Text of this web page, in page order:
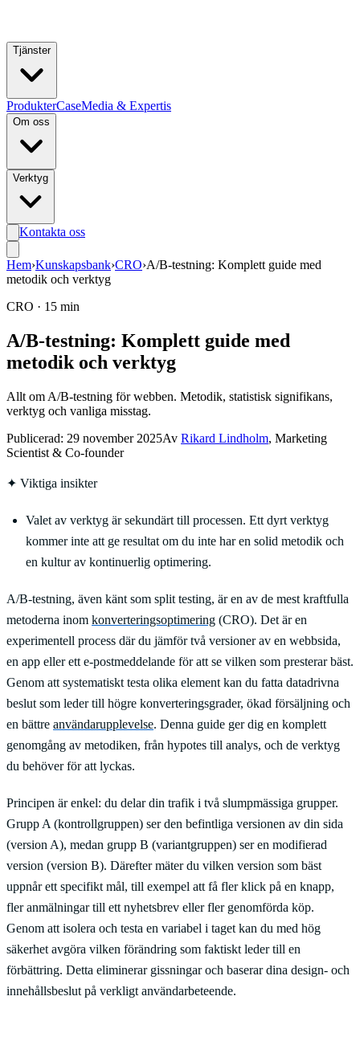
Tjänster
ProdukterCaseMedia & Expertis
Om oss
Verktyg
Kontakta oss
Hem›Kunskapsbank›CRO›A/B-testning: Komplett guide med
metodik och verktyg
CRO · 15 min
A/B-testning: Komplett guide med
metodik och verktyg
Allt om A/B-testning för webben. Metodik, statistisk signifikans,
verktyg och vanliga misstag.
Publicerad: 29 november 2025Av Rikard Lindholm, Marketing
Scientist & Co-founder
✦ Viktiga insikter
Valet av verktyg är sekundärt till processen. Ett dyrt verktyg
kommer inte att ge resultat om du inte har en solid metodik och
en kultur av kontinuerlig optimering.
A/B-testning, även känt som split testing, är en av de mest kraftfulla
metoderna inom konverteringsoptimering (CRO). Det är en
experimentell process där du jämför två versioner av en webbsida,
en app eller ett e-postmeddelande för att se vilken som presterar bäst.
Genom att systematiskt testa olika element kan du fatta datadrivna
beslut som leder till högre konverteringsgrader, ökad försäljning och
en bättre användarupplevelse. Denna guide ger dig en komplett
genomgång av metodiken, från hypotes till analys, och de verktyg
du behöver för att lyckas.
Principen är enkel: du delar din trafik i två slumpmässiga grupper.
Grupp A (kontrollgruppen) ser den befintliga versionen av din sida
(version A), medan grupp B (variantgruppen) ser en modifierad
version (version B). Därefter mäter du vilken version som bäst
uppnår ett specifikt mål, till exempel att få fler klick på en knapp,
fler anmälningar till ett nyhetsbrev eller fler genomförda köp.
Genom att isolera och testa en variabel i taget kan du med hög
säkerhet avgöra vilken förändring som faktiskt leder till en
förbättring. Detta eliminerar gissningar och baserar dina design- och
innehållsbeslut på verkligt användarbeteende.